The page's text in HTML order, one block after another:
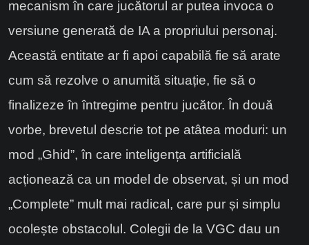
mecanism în care jucătorul ar putea invoca o
versiune generată de IA a propriului personaj.
Această entitate ar fi apoi capabilă fie să arate
cum să rezolve o anumită situație, fie să o
finalizeze în întregime pentru jucător. În două
vorbe, brevetul descrie tot pe atâtea moduri: un
mod „Ghid”, în care inteligența artificială
acționează ca un model de observat, și un mod
„Complete” mult mai radical, care pur și simplu
ocolește obstacolul. Colegii de la VGC dau un